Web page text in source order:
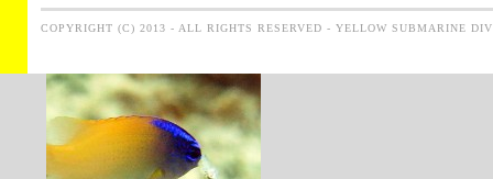
COPYRIGHT (C) 2013 - ALL RIGHTS RESERVED - YELLOW SUBMARINE